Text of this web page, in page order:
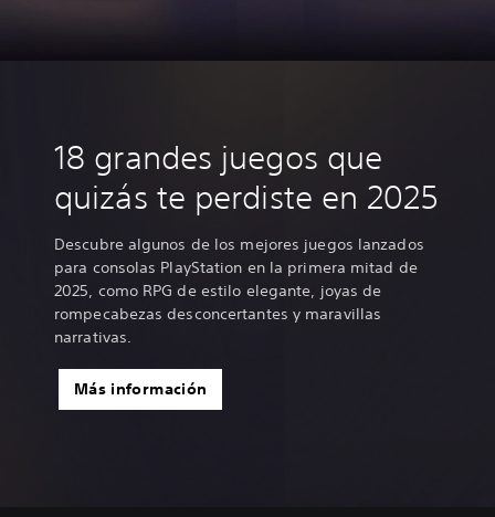
18 grandes juegos que
quizás te perdiste en 2025
Descubre algunos de los mejores juegos lanzados
para consolas PlayStation en la primera mitad de
2025, como RPG de estilo elegante, joyas de
rompecabezas desconcertantes y maravillas
narrativas.
Más información